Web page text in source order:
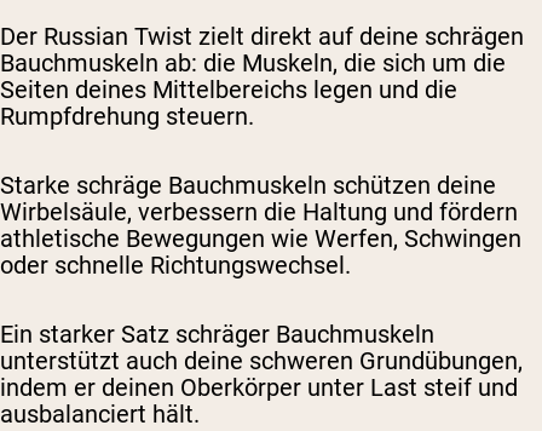
Der Russian Twist zielt direkt auf deine schrägen
Bauchmuskeln ab: die Muskeln, die sich um die
Seiten deines Mittelbereichs legen und die
Rumpfdrehung steuern.
Starke schräge Bauchmuskeln schützen deine
Wirbelsäule, verbessern die Haltung und fördern
athletische Bewegungen wie Werfen, Schwingen
oder schnelle Richtungswechsel.
Ein starker Satz schräger Bauchmuskeln
unterstützt auch deine schweren Grundübungen,
indem er deinen Oberkörper unter Last steif und
ausbalanciert hält.